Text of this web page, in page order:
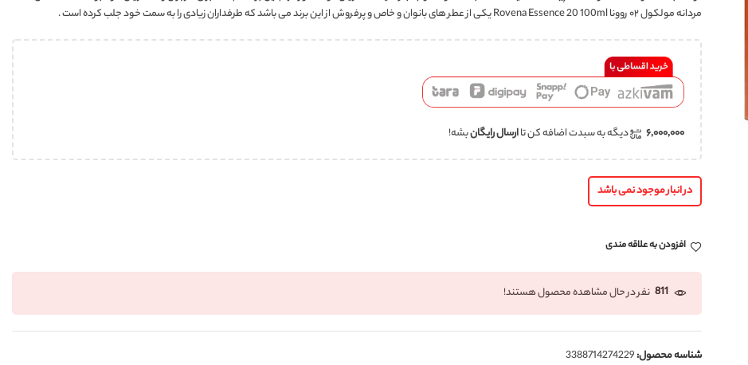
مردانه مولکول ۰۲ روونا Rovena Essence 20 100ml یکی از عطر های بانوان و خاص و پرفروش از این برند می باشد که طرفداران زیادی را به سمت خود جلب کرده است .
۶,۰۰۰,۰۰۰ دیگه به سبدت اضافه کن تاارسال رایگانبشه!
در انبار موجود نمی باشد
افزودن به علاقه مندی
811 نفر در حال مشاهده محصول هستند!
شناسه محصول:3388714274229